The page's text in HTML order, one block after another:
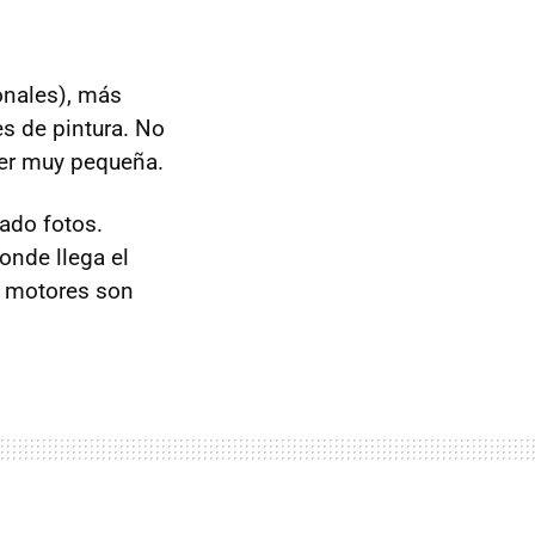
más
de pintura. No
muy pequeña.
fotos.
llega el
son